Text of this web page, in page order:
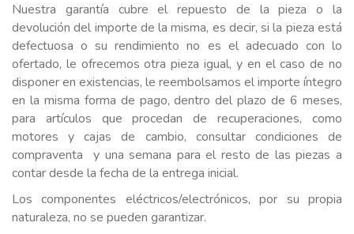
Nuestra garantía cubre el repuesto de la pieza o la
devolución del importe de la misma, es decir, si la pieza está
defectuosa o su rendimiento no es el adecuado con lo
ofertado, le ofrecemos otra pieza igual, y en el caso de no
disponer en existencias, le reembolsamos el importe íntegro
en la misma forma de pago, dentro del plazo de 6 meses,
para artículos que procedan de recuperaciones, como
motores y cajas de cambio, consultar condiciones de
compraventa y una semana para el resto de las piezas a
contar desde la fecha de la entrega inicial.
Los componentes eléctricos/electrónicos, por su propia
naturaleza, no se pueden garantizar.